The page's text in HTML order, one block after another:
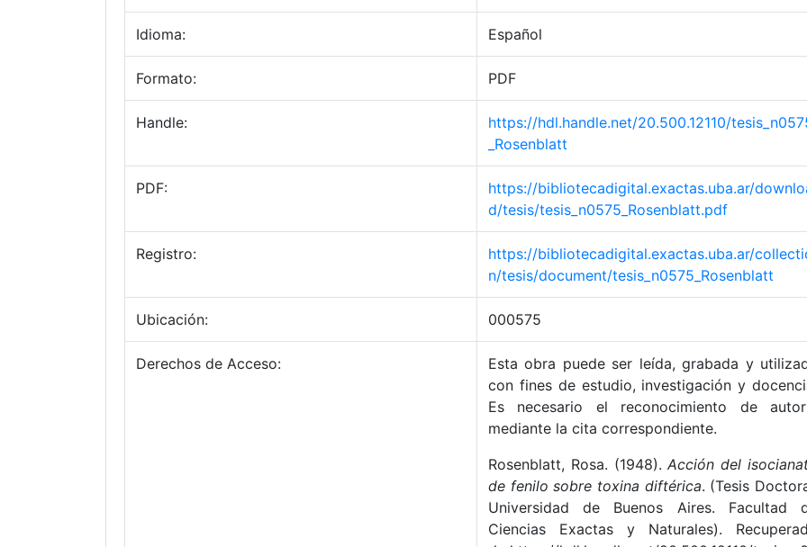
Idioma: Español
Formato: PDF
Handle:
https://hdl.handle.net/20.500.12110/
_Rosenblatt
PDF:
https://bibliotecadigital.exactas.uba.ar/
d/tesis/tesis_n0575_Rosenblatt.pdf
Registro:
https://bibliotecadigital.exactas.uba.ar/
n/tesis/document/tesis_n0575_Rosenblatt
Ubicación: 000575
Derechos de Acceso:
Esta obra puede ser leída, grabada y
con fines de estudio, investigación y
Es necesario el reconocimiento de
mediante la cita correspondiente.
Rosenblatt, Rosa. (1948).Acción del
de fenilo sobre toxina diftérica. (Tesis
Universidad de Buenos Aires. Facultad
Ciencias Exactas y Naturales).